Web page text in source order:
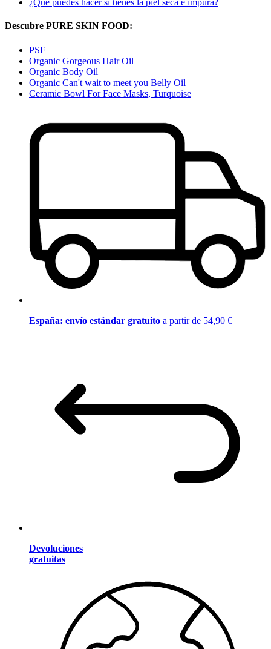
¿Qué puedes hacer si tienes la piel seca e impura?
Descubre PURE SKIN FOOD:
PSF
Organic Gorgeous Hair Oil
Organic Body Oil
Organic Can't wait to meet you Belly Oil
Ceramic Bowl For Face Masks, Turquoise
España: envío estándar gratuito a partir de 54,90 €
Devoluciones
gratuitas